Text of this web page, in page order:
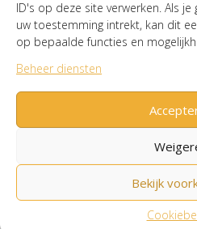
ID's op deze site verwerken. Als
uw toestemming intrekt, kan dit
op bepaalde functies en
Beheer diensten
Bekijk
OPENINGSTIJDEN
Verzenden &
Mijn
© House of Wurpel 2026 -